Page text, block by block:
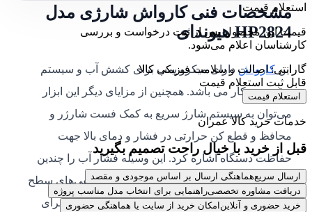
مشخصات فنی کارواش شارژی مدل
HP2824 هیوندای
اینکارواش دارای میکرو پمپ برای کشش آب و سیستم
توقف خودکار می باشد. همچنین از مزایای دیگر این ابزار
می‌توان به سیستم شارژ سریع به کمک فست شارژر و
محافظ و قطع کن حرارتی در فشار و دمای بالا جهت
حفاظت دستگاه اشاره کرد. این وسیله فشار آب را چندین
برابرمی کند و در نتیجه باعث می‌شود تمام کثیفی‌های سطح
ماشین و یا روی شیشه از بین بروند. فشار بالای آب برای
استعلام قیمت
قیمت این محصول پس از ثبت درخواست و بررسی
کارشناسان اعلام می‌شود.
گارانتی: اصالت و سلامت فیزیکی کالا
قابل ثبت استعلام قیمت
استعلام قیمت
خدمات خرید کالا عمران
قبل از خرید با خیال راحت تصمیم بگیرید
ارسال سریعهماهنگی ارسال بر اساس موجودی و مقصد
دریافت مشاوره تخصصیراهنمایی برای انتخاب مدل مناسب پروژه
خرید حضوری و آنلاین امکان خرید از سایت یا هماهنگی حضوری